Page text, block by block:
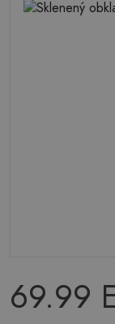
69.99